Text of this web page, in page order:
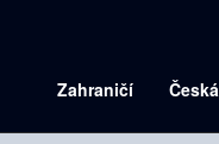
Zahraničí